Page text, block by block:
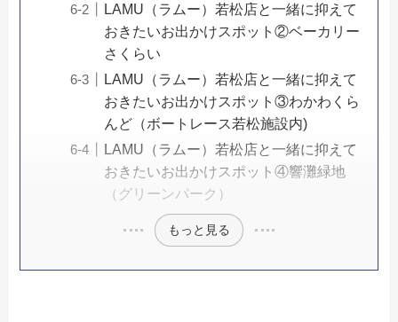
LAMU（ラムー）若松店と一緒に抑えて
おきたいお出かけスポット②ベーカリー
さくらい
LAMU（ラムー）若松店と一緒に抑えて
おきたいお出かけスポット③わかわくら
んど（ボートレース若松施設内)
LAMU（ラムー）若松店と一緒に抑えて
おきたいお出かけスポット④響灘緑地
（グリーンパーク）
もっと見る